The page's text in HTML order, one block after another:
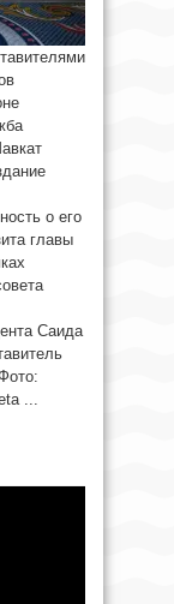
о его
главы
Саида
...